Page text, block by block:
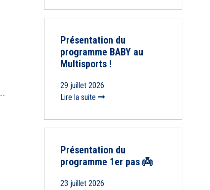
Présentation du
programme BABY au
Multisports !
29 juillet 2026
Lire la suite
Présentation du
programme 1er pas 👼
23 juillet 2026